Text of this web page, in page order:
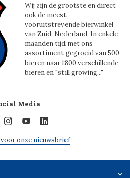
Wij zijn de grootste en direct
ook de meest
vooruitstrevende bierwinkel
van Zuid-Nederland. In enkele
maanden tijd met ons
assortiment gegroeid van 500
bieren naar 1800 verschillende
bieren en "still growing..."
Media
voor onze nieuwsbrief